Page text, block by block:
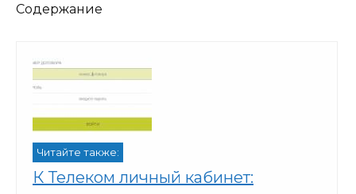
Содержание
Читайте также:
К Телеком личный кабинет: